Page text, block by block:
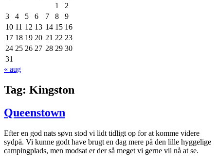
1
2
3
4 5 6 7 8
9
10 11 12 13 14 15 16
17 18 19 20 21 22 23
24 25 26 27 28 29 30
31
« aug
Tag: Kingston
Queenstown
Efter en god nats søvn stod vi lidt tidligt op for at komme videre
sydpå. Vi kunne godt have brugt en dag mere på den lille hyggelige
campingplads, men modsat er der så meget vi gerne vil nå at se.